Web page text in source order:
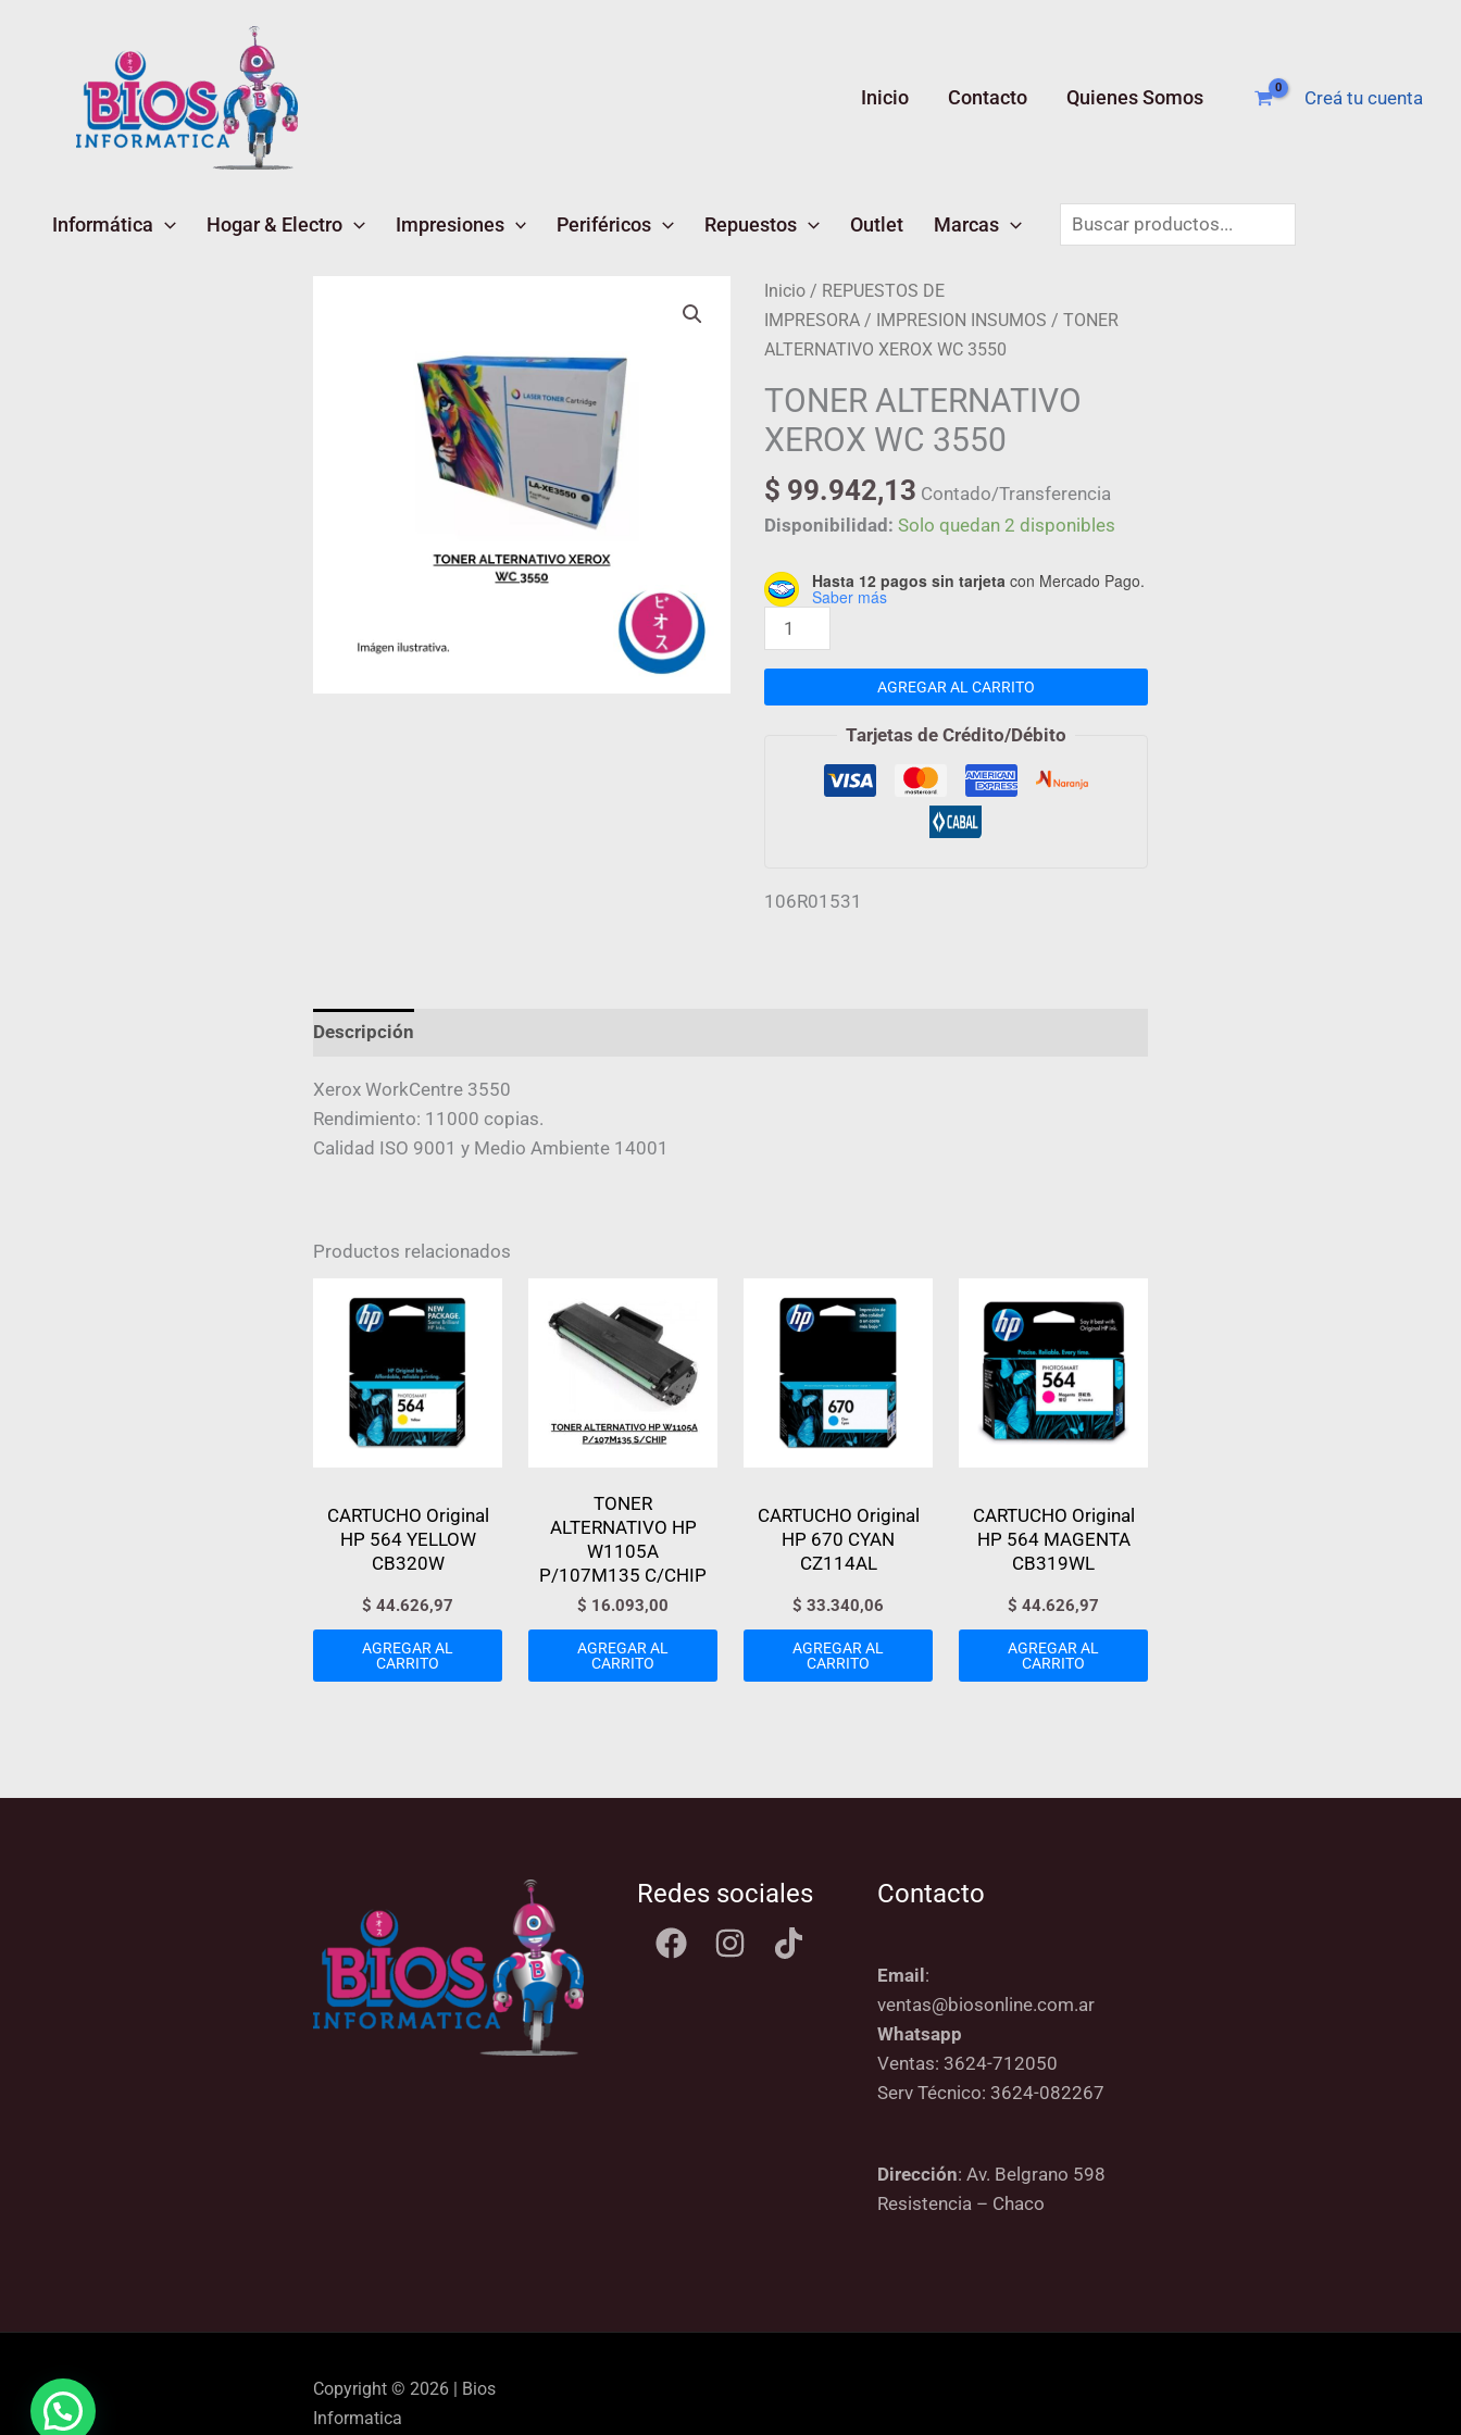
Inicio Contacto Quienes Somos Creá tu cuenta
Informática Hogar & Electro Impresiones Periféricos Repuestos Outlet Marcas
Buscar
Inicio/ REPUESTOS DE
IMPRESORA/ IMPRESION INSUMOS / TONER
ALTERNATIVO XEROX WC 3550
TONER ALTERNATIVO
XEROX WC 3550
$ 99.942,13 Contado/Transferencia
Disponibilidad: Solo quedan 2 disponibles
Hasta 12 pagos sin tarjetacon Mercado Pago.
Saber más
TONER
ALTERNATIVO
XEROX
3550
cantidad
AGREGAR AL CARRITO
Tarjetas de Crédito/Débito
106R01531
Descripción
Xerox WorkCentre 3550
Rendimiento: 11000 copias.
Calidad ISO 9001 y Medio Ambiente 14001
Productos relacionados
CARTUCHO Original
HP 564 YELLOW
CB320W
$ 44.626,97
AGREGAR AL
CARRITO
TONER
ALTERNATIVO HP
W1105A
P/107M135 C/CHIP
$ 16.093,00
AGREGAR AL
CARRITO
CARTUCHO Original
HP 670 CYAN
CZ114AL
$ 33.340,06
AGREGAR AL
CARRITO
CARTUCHO Original
HP 564 MAGENTA
CB319WL
$ 44.626,97
AGREGAR AL
CARRITO
Redes sociales Contacto
Email :
ventas@biosonline.com.ar
Whatsapp
Ventas: 3624-712050
Serv Técnico: 3624-082267
Dirección: Av. Belgrano 598
Resistencia – Chaco
Copyright © 2026 | Bios
Informatica